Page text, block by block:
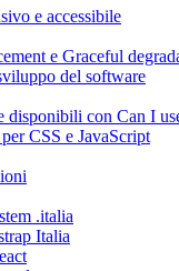
e accessibile
e Graceful
del software
disponibili con Can I
CSS e JavaScript
.italia
Italia